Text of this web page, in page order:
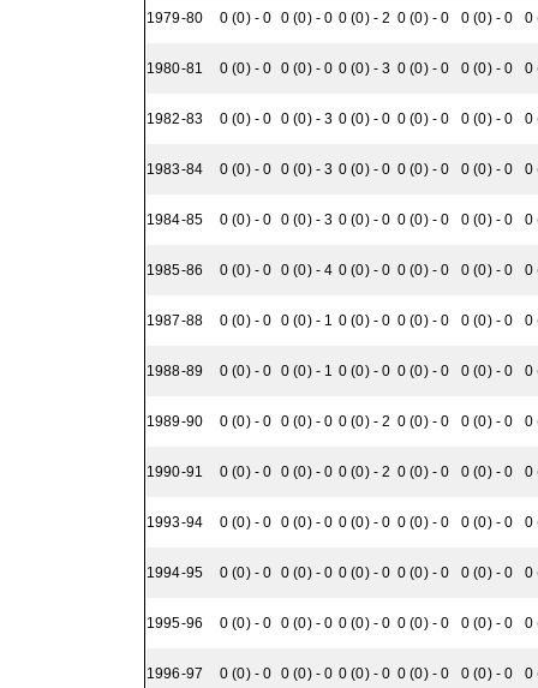
1979-80 0 (0) - 0 0 (0) - 0 0 (0) - 2 0 (0) - 0 0 (0) - 0 0
1980-81 0 (0) - 0 0 (0) - 0 0 (0) - 3 0 (0) - 0 0 (0) - 0 0
1982-83 0 (0) - 0 0 (0) - 3 0 (0) - 0 0 (0) - 0 0 (0) - 0 0
1983-84 0 (0) - 0 0 (0) - 3 0 (0) - 0 0 (0) - 0 0 (0) - 0 0
1984-85 0 (0) - 0 0 (0) - 3 0 (0) - 0 0 (0) - 0 0 (0) - 0 0
1985-86 0 (0) - 0 0 (0) - 4 0 (0) - 0 0 (0) - 0 0 (0) - 0 0
1987-88 0 (0) - 0 0 (0) - 1 0 (0) - 0 0 (0) - 0 0 (0) - 0 0
1988-89 0 (0) - 0 0 (0) - 1 0 (0) - 0 0 (0) - 0 0 (0) - 0 0
1989-90 0 (0) - 0 0 (0) - 0 0 (0) - 2 0 (0) - 0 0 (0) - 0 0
1990-91 0 (0) - 0 0 (0) - 0 0 (0) - 2 0 (0) - 0 0 (0) - 0 0
1993-94 0 (0) - 0 0 (0) - 0 0 (0) - 0 0 (0) - 0 0 (0) - 0 0
1994-95 0 (0) - 0 0 (0) - 0 0 (0) - 0 0 (0) - 0 0 (0) - 0 0
1995-96 0 (0) - 0 0 (0) - 0 0 (0) - 0 0 (0) - 0 0 (0) - 0 0
1996-97 0 (0) - 0 0 (0) - 0 0 (0) - 0 0 (0) - 0 0 (0) - 0 0